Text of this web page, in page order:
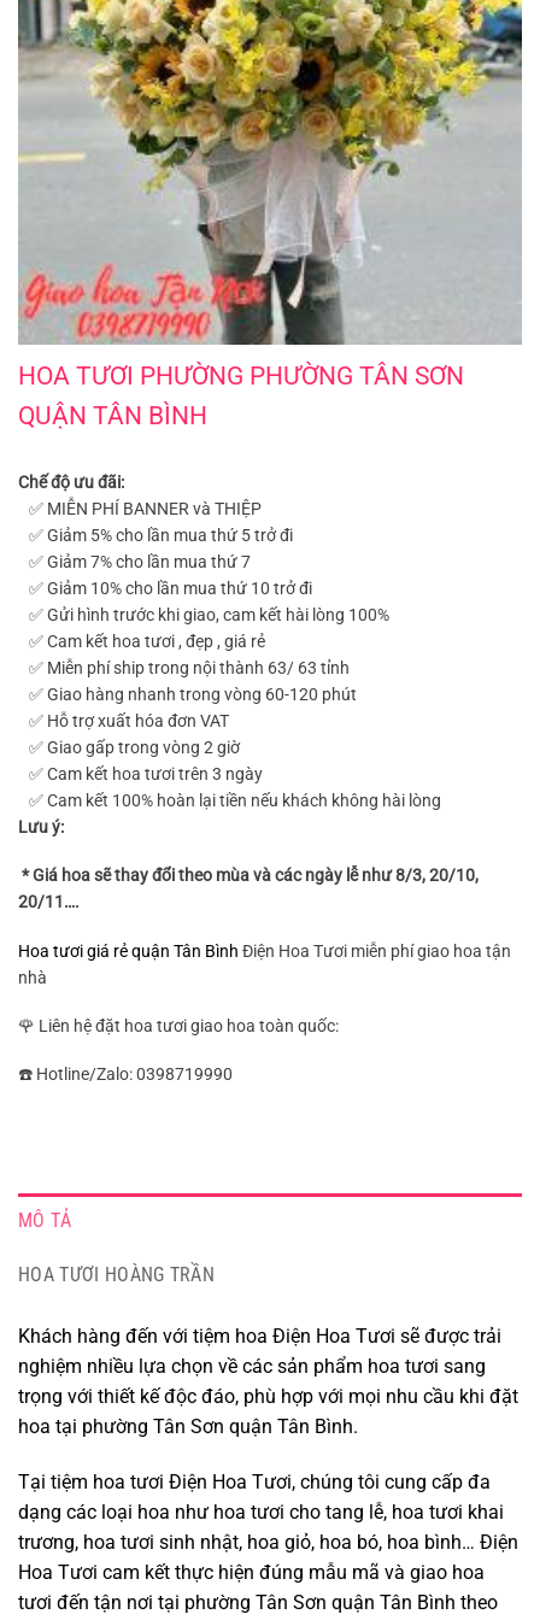
HOA TƯƠI PHƯỜNG PHƯỜNG TÂN SƠN
QUẬN TÂN BÌNH
Chế độ ưu đãi:
✅ MIỄN PHÍ BANNER và THIỆP
✅ Giảm 5% cho lần mua thứ 5 trở đi
✅ Giảm 7% cho lần mua thứ 7
✅ Giảm 10% cho lần mua thứ 10 trở đi
✅ Gửi hình trước khi giao, cam kết hài lòng 100%
✅ Cam kết hoa tươi , đẹp , giá rẻ
✅ Miễn phí ship trong nội thành 63/ 63 tỉnh
✅ Giao hàng nhanh trong vòng 60-120 phút
✅ Hỗ trợ xuất hóa đơn VAT
✅ Giao gấp trong vòng 2 giờ
✅ Cam kết hoa tươi trên 3 ngày
✅ Cam kết 100% hoàn lại tiền nếu khách không hài lòng
Lưu ý:
* Giá hoa sẽ thay đổi theo mùa và các ngày lễ như 8/3, 20/10,
20/11….
Hoa tươi giá rẻ quận Tân Bình Điện Hoa Tươi miễn phí giao hoa tận
nhà
🌹 Liên hệ đặt hoa tươi giao hoa toàn quốc:
☎️ Hotline/Zalo: 0398719990
MÔ TẢ
HOA TƯƠI HOÀNG TRẦN
Khách hàng đến với tiệm hoa Điện Hoa Tươi sẽ được trải
nghiệm nhiều lựa chọn về các sản phẩm hoa tươi sang
trọng với thiết kế độc đáo, phù hợp với mọi nhu cầu khi đặt
hoa tại phường Tân Sơn quận Tân Bình.
Tại tiệm hoa tươi Điện Hoa Tươi, chúng tôi cung cấp đa
dạng các loại hoa như hoa tươi cho tang lễ, hoa tươi khai
trương, hoa tươi sinh nhật, hoa giỏ, hoa bó, hoa bình… Điện
Hoa Tươi cam kết thực hiện đúng mẫu mã và giao hoa
tươi đến tận nơi tại phường Tân Sơn quận Tân Bình theo